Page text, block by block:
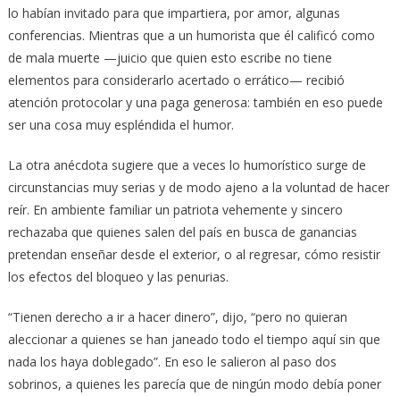
lo habían invitado para que impartiera, por amor, algunas
conferencias. Mientras que a un humorista que él calificó como
de mala muerte —juicio que quien esto escribe no tiene
elementos para considerarlo acertado o errático— recibió
atención protocolar y una paga generosa: también en eso puede
ser una cosa muy espléndida el humor.
La otra anécdota sugiere que a veces lo humorístico surge de
circunstancias muy serias y de modo ajeno a la voluntad de hacer
reír. En ambiente familiar un patriota vehemente y sincero
rechazaba que quienes salen del país en busca de ganancias
pretendan enseñar desde el exterior, o al regresar, cómo resistir
los efectos del bloqueo y las penurias.
“Tienen derecho a ir a hacer dinero”, dijo, “pero no quieran
aleccionar a quienes se han janeado todo el tiempo aquí sin que
nada los haya doblegado”. En eso le salieron al paso dos
sobrinos, a quienes les parecía que de ningún modo debía poner